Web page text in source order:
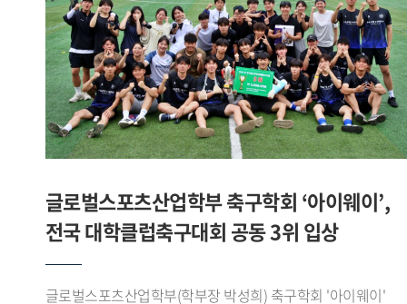
위해 마련됐다. 참가팀들은 스포츠 산업과 AI 바이오헬스
기술을 접목한 다양한 아이디어를 영상 발표 형식으로
제출했으며, 심사는 창의성, 기술 융합성, 산업 적용 가능성,
실현 가능성 등을 중심으로 진행됐다.'AI 동적 운동 처방 플랫폼
팀은 발표 세션에서 ▲Pre-Work(운동 전) 단계의 국민체력100
등급 점수와 실시간 심박변이도(HRV) 기반 오늘의 운동 준비
중) 단계의 제조사별(Apple, Samsung, Garmin) 센서 특성을
반영한 실시간 가변 강도 조절 및 위험 감지 트리거 , ▲Post-
Work(운동 후) 단계의 최상 컨디션 상태 복구를 위한 목표
지향적 역산형 회복 시뮬레이터 발표를 진행하였다.
발표자들은 공공 데이터와 하이엔드 웨어러블 API를 아우르는
글로벌스포츠산업학부 축구학회 ‘아이웨이’,
전국 대학클럽축구대회 공동 3위 입상
글로벌스포츠산업학부(학부장 박성희) 축구학회 '아이웨이'